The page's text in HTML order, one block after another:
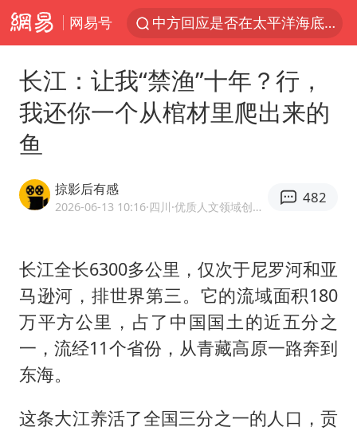
网易号
宇树科技发行价格150.80元/股
吉林一“温度计大楼”读数爆表
贵州轮胎子公司获美国退税8136万
中国五箭齐发反制美国
女子利用漏洞0元薅走3000多件家电
多地要求领导干部带头休假
村民谈“梅姨”：叫的其实是“媒姨”
泰国一女公务员妆容引争议 本人回应
感觉全东北都在等7号
长江：让我“禁渔”十年？行，
我还你一个从棺材里爬出来的
鱼
掠影后有感
2026-06-13 10:16·四川 ·优质人文领域创作者
482
长江全长6300多公里，仅次于尼罗河和亚
马逊河，排世界第三。它的流域面积180
万平方公里，占了中国国土的近五分之
一，流经11个省份，从青藏高原一路奔到
东海。
这条大江养活了全国三分之一的人口，贡